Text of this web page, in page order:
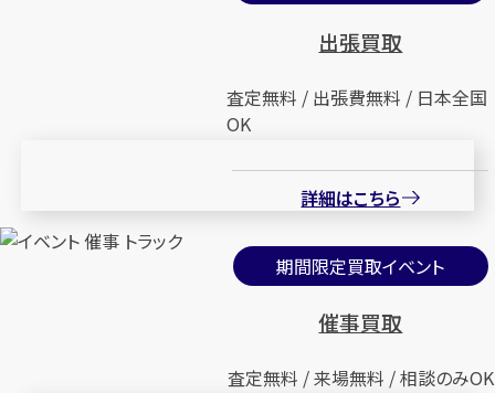
出張買取
査定無料 / 出張費無料 / 日本全国
OK
詳細はこちら
期間限定買取イベント
催事買取
査定無料 / 来場無料 / 相談のみOK